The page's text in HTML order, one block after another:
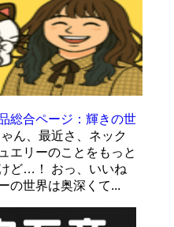
総合ページ：輝きの世
ん、最近さ、ネック
エリーのことをもっと
ど…！ おっ、いいね
の世界は奥深くて...